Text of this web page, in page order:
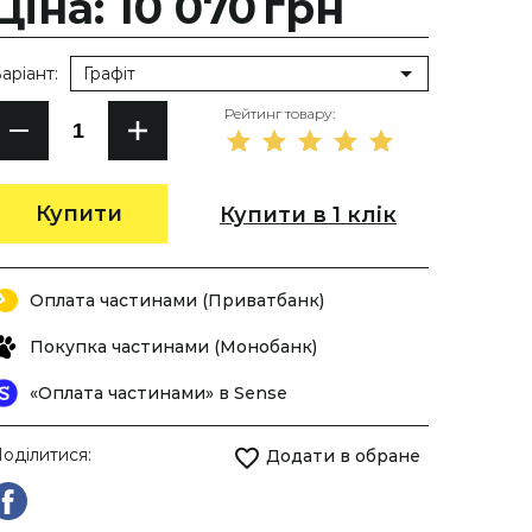
Купити
Графіт
Рейтинг товару:
Купити в 1 клік
Оплата частинами (Приватбанк)
Покупка частинами (Монобанк)
«Оплата частинами» в Sense
Додати в обране